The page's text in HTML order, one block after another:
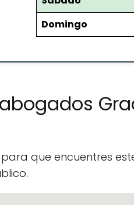
Domingo
que encuentres